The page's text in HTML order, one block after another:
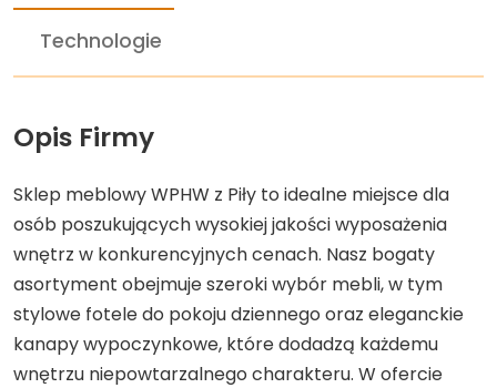
Technologie
Opis Firmy
Sklep meblowy WPHW z Piły to idealne miejsce dla
osób poszukujących wysokiej jakości wyposażenia
wnętrz w konkurencyjnych cenach. Nasz bogaty
asortyment obejmuje szeroki wybór mebli, w tym
stylowe fotele do pokoju dziennego oraz eleganckie
kanapy wypoczynkowe, które dodadzą każdemu
wnętrzu niepowtarzalnego charakteru. W ofercie